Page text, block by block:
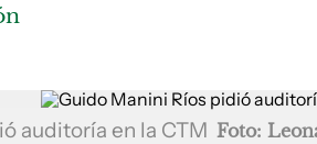
auditoría en la CTM Foto: